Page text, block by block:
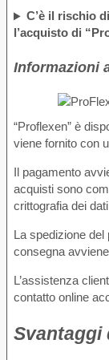
C’è il rischio
l’acquisto di
Informazioni
“Proflexen” è
viene fornito con
Il pagamento
acquisti sono
crittografia dei
La spedizione del
consegna
L’assistenza
contatto online
Svantaggi